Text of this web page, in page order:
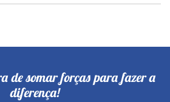
de somar forças para fazer a
diferença!